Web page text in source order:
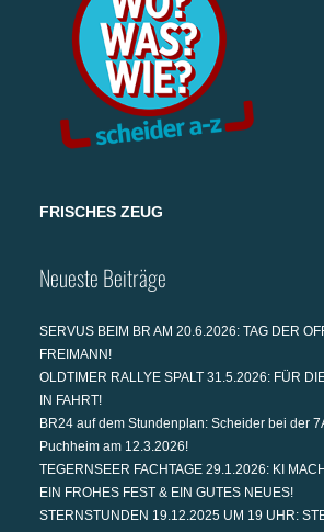
FRISCHES ZEUG
Neueste Beiträge
SERVUS BEIM BR AM 20.6.2026: TAG DER
FREIMANN!
OLDTIMER RALLYE SPALT 31.5.2026: FÜR
IN FAHRT!
BR24 auf dem Stundenplan: Scheider bei der
Puchheim am 12.3.2026!
TEGERNSEER FACHTAGE 29.1.2026: KI
EIN FROHES FEST & EIN GUTES NEUES!
STERNSTUNDEN 19.12.2025 UM 19 UHR: